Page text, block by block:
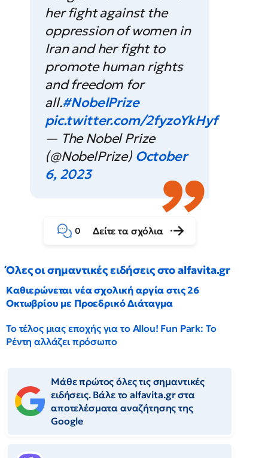
her fight against the
oppression of women in
Iran and her fight to
promote human rights
and freedom for
all.#NobelPrize
pic.twitter.com/2fyzoYkHyf
— The Nobel Prize
(@NobelPrize) October
6, 2023
0 Δείτε τα σχόλια
Όλες οι σημαντικές ειδήσεις στο alfavita.gr
Καθιερώνεται νέα σχολική αργία στις 26
Οκτωβρίου με Προεδρικό Διάταγμα
Το τέλος μιας εποχής για το Allou! Fun Park: Το
Ρέντη αλλάζει πρόσωπο
Μάθε πρώτος όλες τις σημαντικές
ειδήσεις. Βάλε το alfavita.gr στα
αποτελέσματα αναζήτησης της
Google